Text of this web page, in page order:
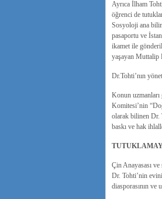
Ayrıca İlham
öğrenci de
Sosyoloji ana
pasaportu ve
ikamet ile
yaşayan Muttalip
Dr.Tohti’nın
Konun
Komitesi’nin
olarak bilinen Dr.
baskı ve hak
Çin Anayasası ve
Dr. Tohti’nin
diasporasının ve